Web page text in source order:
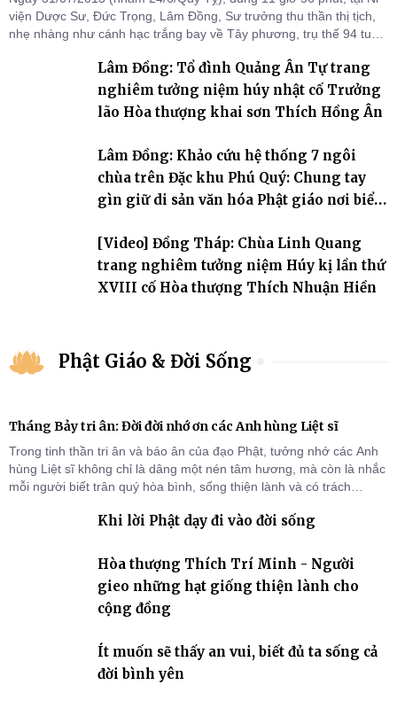
viện Dược Sư, Đức Trọng, Lâm Đồng, Sư trưởng thu thần thị tịch,
nhẹ nhàng như cánh hạc trắng bay về Tây phương, trụ thế 94 tuổi
Lâm Đồng: Tổ đình Quảng Ân Tự trang
nghiêm tưởng niệm húy nhật cố Trưởng
lão Hòa thượng khai sơn Thích Hồng Ân
Lâm Đồng: Khảo cứu hệ thống 7 ngôi
chùa trên Đặc khu Phú Quý: Chung tay
gìn giữ di sản văn hóa Phật giáo nơi biển
[Video] Đồng Tháp: Chùa Linh Quang
trang nghiêm tưởng niệm Húy kị lần thứ
XVIII cố Hòa thượng Thích Nhuận Hiền
Phật Giáo & Đời Sống
Tháng Bảy tri ân: Đời đời nhớ ơn các Anh hùng Liệt sĩ
Trong tinh thần tri ân và báo ân của đạo Phật, tưởng nhớ các Anh
hùng Liệt sĩ không chỉ là dâng một nén tâm hương, mà còn là nhắc
mỗi người biết trân quý hòa bình, sống thiện lành và có trách
Khi lời Phật dạy đi vào đời sống
Hòa thượng Thích Trí Minh - Người
gieo những hạt giống thiện lành cho
cộng đồng
Ít muốn sẽ thấy an vui, biết đủ ta sống cả
đời bình yên